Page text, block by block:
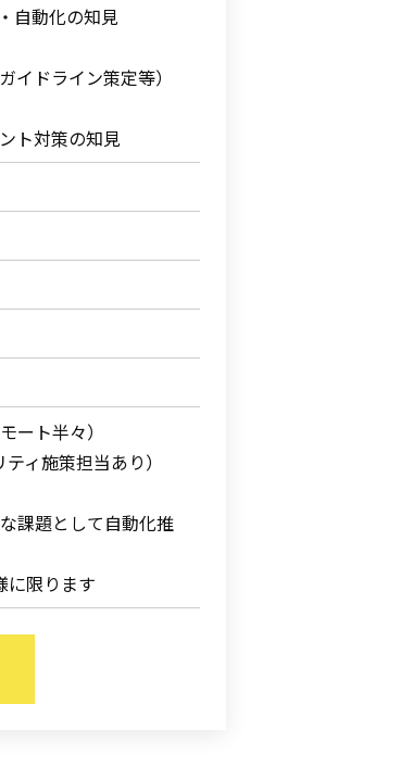
自動化の知見
イドライン策定等）
ト対策の知見
ート半々）
ィ施策担当あり）
課題として自動化推
に限ります